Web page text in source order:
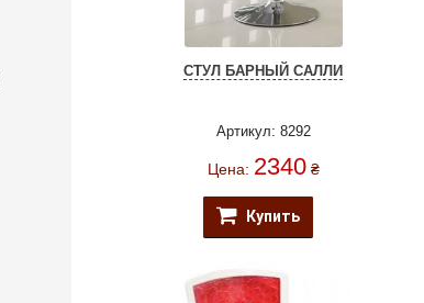
СТУЛ БАРНЫЙ САЛЛИ
Артикул: 8292
Цена: 2340 ₴
Купить